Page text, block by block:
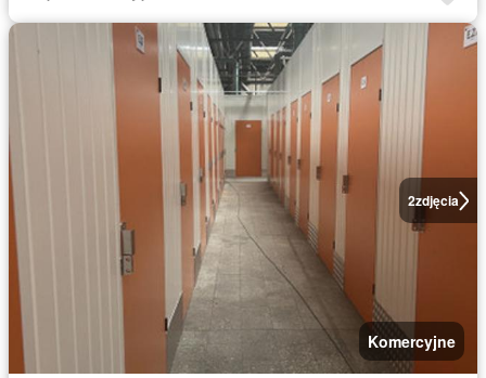
2zdjęcia
Komercyjne